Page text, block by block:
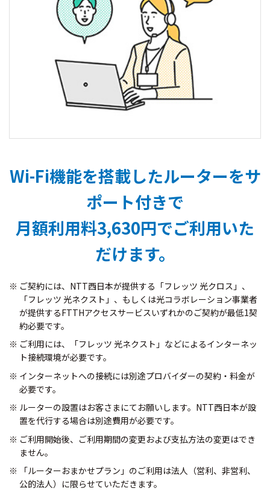
Wi-Fi機能を搭載したルーターをサ
ポート付きで
月額利用料3,630円でご利用いた
だけます。
ご契約には、NTT西日本が提供する「フレッツ 光クロス」、
「フレッツ 光ネクスト」、もしくは光コラボレーション事業者
が提供するFTTHアクセスサービスいずれかのご契約が最低1契
約必要です。
ご利用には、「フレッツ 光ネクスト」などによるインターネッ
ト接続環境が必要です。
インターネットへの接続には別途プロバイダーの契約・料金が
必要です。
ルーターの設置はお客さまにてお願いします。NTT西日本が設
置を代行する場合は別途費用が必要です。
ご利用開始後、ご利用期間の変更および支払方法の変更はでき
ません。
「ルーターおまかせプラン」のご利用は法人（営利、非営利、
公的法人）に限らせていただきます。